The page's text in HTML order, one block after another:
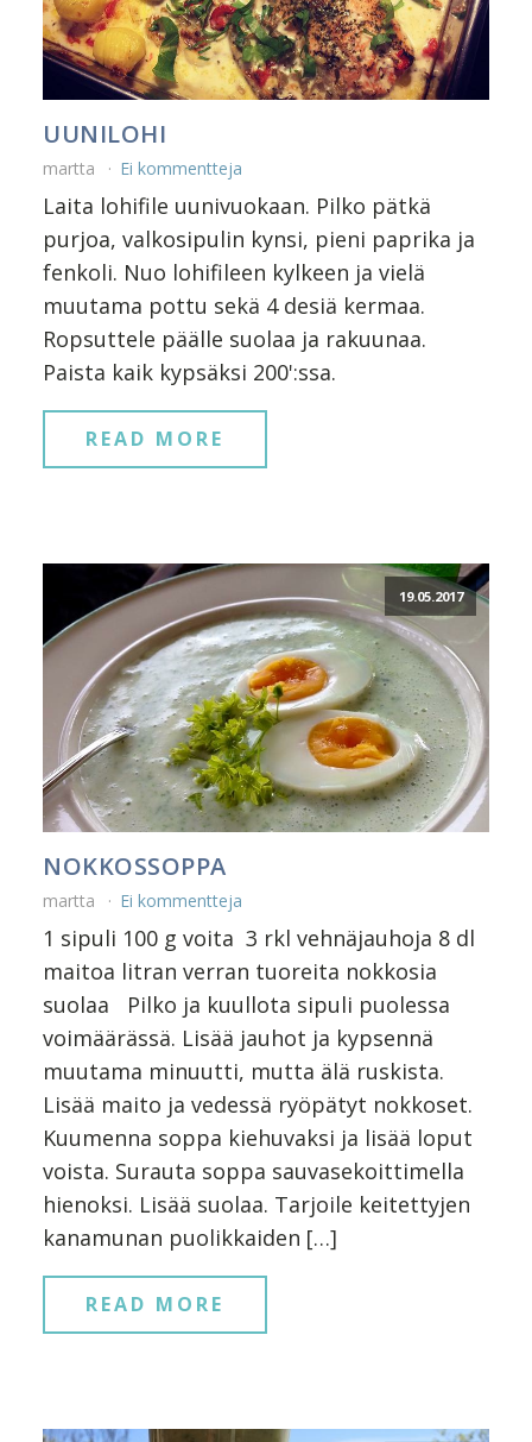
UUNILOHI
martta Ei kommentteja
Laita lohifile uunivuokaan. Pilko pätkä
purjoa, valkosipulin kynsi, pieni paprika ja
fenkoli. Nuo lohifileen kylkeen ja vielä
muutama pottu sekä 4 desiä kermaa.
Ropsuttele päälle suolaa ja rakuunaa.
Paista kaik kypsäksi 200':ssa.
READ MORE
19.05.2017
NOKKOSSOPPA
martta Ei kommentteja
1 sipuli 100 g voita 3 rkl vehnäjauhoja 8 dl
maitoa litran verran tuoreita nokkosia
suolaa Pilko ja kuullota sipuli puolessa
voimäärässä. Lisää jauhot ja kypsennä
muutama minuutti, mutta älä ruskista.
Lisää maito ja vedessä ryöpätyt nokkoset.
Kuumenna soppa kiehuvaksi ja lisää loput
voista. Surauta soppa sauvasekoittimella
hienoksi. Lisää suolaa. Tarjoile keitettyjen
kanamunan puolikkaiden […]
READ MORE